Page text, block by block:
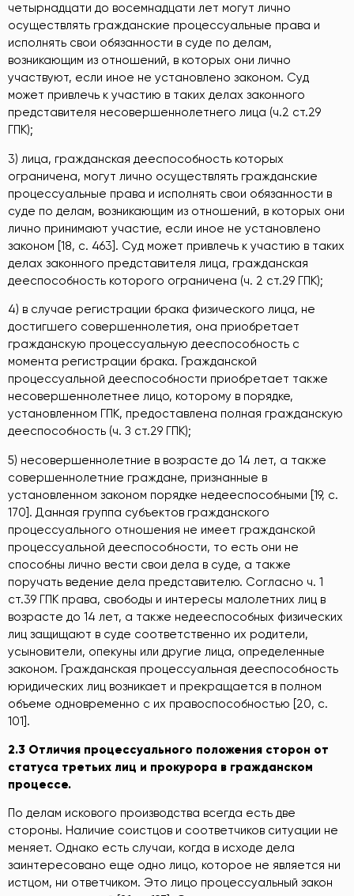
четырнадцати до восемнадцати лет могут лично
осуществлять гражданские процессуальные права и
исполнять свои обязанности в суде по делам,
возникающим из отношений, в которых они лично
участвуют, если иное не установлено законом. Суд
может привлечь к участию в таких делах законного
представителя несовершеннолетнего лица (ч.2 ст.29
ГПК);
3) лица, гражданская дееспособность которых
ограничена, могут лично осуществлять гражданские
процессуальные права и исполнять свои обязанности в
суде по делам, возникающим из отношений, в которых они
лично принимают участие, если иное не установлено
законом [18, c. 463]. Суд может привлечь к участию в таких
делах законного представителя лица, гражданская
дееспособность которого ограничена (ч. 2 ст.29 ГПК);
4) в случае регистрации брака физического лица, не
достигшего совершеннолетия, она приобретает
гражданскую процессуальную дееспособность с
момента регистрации брака. Гражданской
процессуальной дееспособности приобретает также
несовершеннолетнее лицо, которому в порядке,
установленном ГПК, предоставлена полная гражданскую
дееспособность (ч. З ст.29 ГПК);
5) несовершеннолетние в возрасте до 14 лет, а также
совершеннолетние граждане, признанные в
установленном законом порядке недееспособными [19, c.
170]. Данная группа субъектов гражданского
процессуального отношения не имеет гражданской
процессуальной дееспособности, то есть они не
способны лично вести свои дела в суде, а также
поручать ведение дела представителю. Согласно ч. 1
ст.39 ГПК права, свободы и интересы малолетних лиц в
возрасте до 14 лет, а также недееспособных физических
лиц защищают в суде соответственно их родители,
усыновители, опекуны или другие лица, определенные
законом. Гражданская процессуальная дееспособность
юридических лиц возникает и прекращается в полном
объеме одновременно с их правоспособностью [20, c.
101].
2.3 Отличия процессуального положения сторон от
статуса третьих лиц и прокурора в гражданском
процессе.
По делам искового производства всегда есть две
стороны. Наличие соистцов и соответчиков ситуации не
меняет. Однако есть случаи, когда в исходе дела
заинтересовано еще одно лицо, которое не является ни
истцом, ни ответчиком. Это лицо процессуальный закон